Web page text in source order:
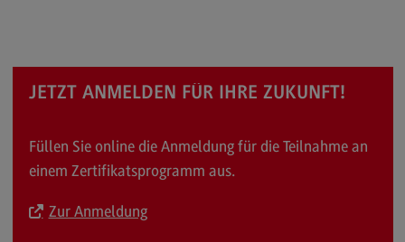
JETZT ANMELDEN FÜR IHRE ZUKUNFT!
Füllen Sie online die Anmeldung für die Teilnahme an
einem Zertifikatsprogramm aus.
Zur Anmeldung